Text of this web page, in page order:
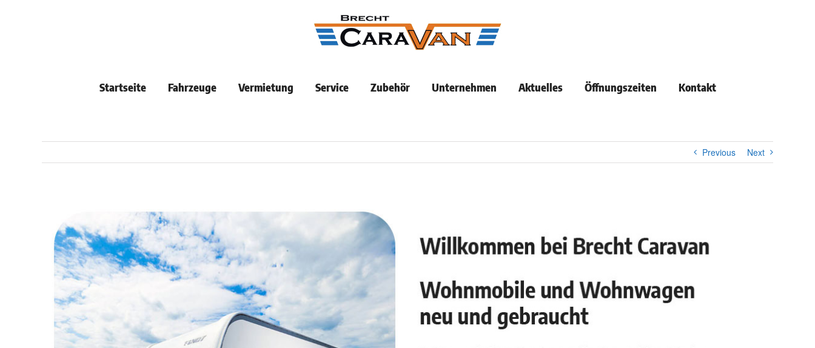
Startseite Fahrzeuge Vermietung Service Zubehör Unternehmen Aktuelles Öffnungszeiten Kontakt
Previous Next
Image